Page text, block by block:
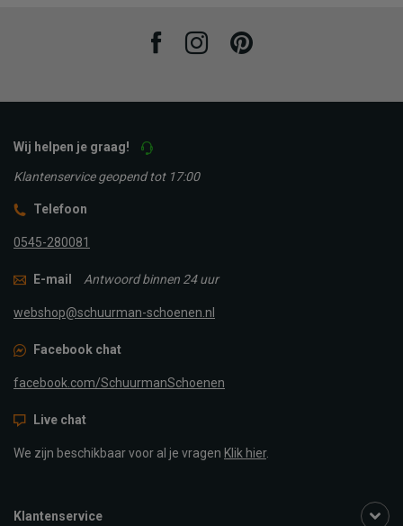
FacebookInstagramPinterest
Wij helpen je graag!
Klantenservice geopend tot 17:00
Telefoon
0545-280081
E-mail Antwoord binnen 24 uur
webshop@schuurman-schoenen.nl
Facebook chat
facebook.com/SchuurmanSchoenen
Live chat
We zijn beschikbaar voor al je vragen Klik hier.
Klantenservice